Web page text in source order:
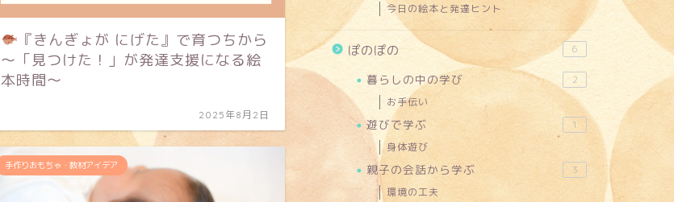
『きんぎょが にげた』で育つちから
〜「見つけた！」が発達支援になる絵
本時間〜
2025年8月2日
手作りおもちゃ・教材アイデア
今日の絵本と発達ヒント
ぽのぽの 6
暮らしの中の学び 2
お手伝い
遊びで学ぶ 1
身体遊び
親子の会話から学ぶ 3
環境の工夫